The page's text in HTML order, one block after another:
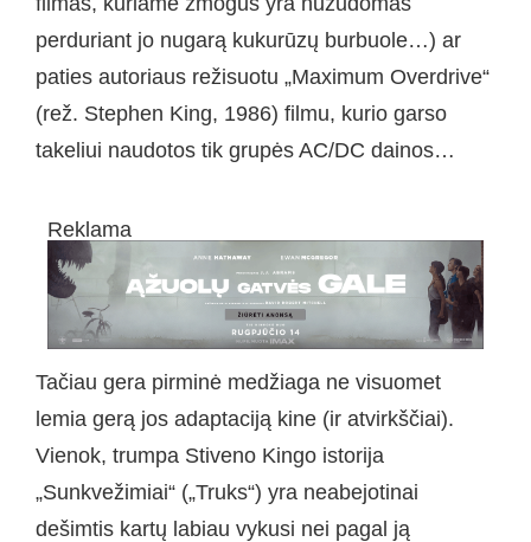
perduriant jo nugarą kukurūzų burbuole…) ar
paties autoriaus režisuotu „Maximum Overdrive“
(rež. Stephen King, 1986) filmu, kurio garso
takeliui naudotos tik grupės AC/DC dainos…
Reklama
Tačiau gera pirminė medžiaga ne visuomet
lemia gerą jos adaptaciją kine (ir atvirkščiai).
Vienok, trumpa Stiveno Kingo istorija
„Sunkvežimiai“ („Truks“) yra neabejotinai
dešimtis kartų labiau vykusi nei pagal ją